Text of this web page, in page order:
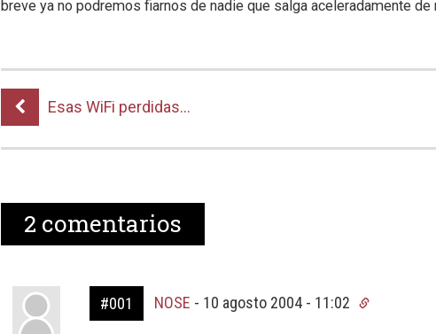
breve ya no podremos fiarnos de nadie que salga aceleradamente de
Esas WiFi perdidas…
2 comentarios
#001 NOSE - 10 agosto 2004 - 11:02